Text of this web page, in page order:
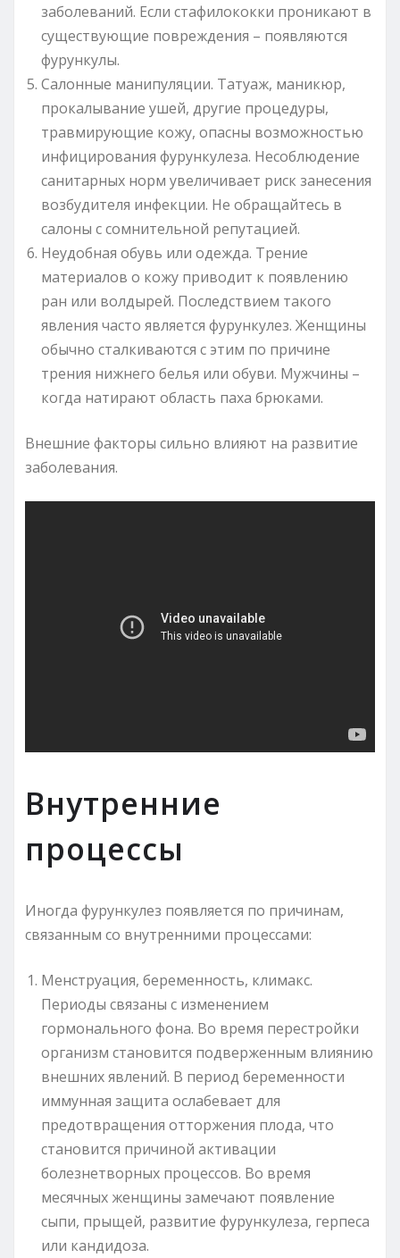
заболеваний. Если стафилококки проникают в
существующие повреждения – появляются
фурункулы.
Салонные манипуляции. Татуаж, маникюр,
прокалывание ушей, другие процедуры,
травмирующие кожу, опасны возможностью
инфицирования фурункулеза. Несоблюдение
санитарных норм увеличивает риск занесения
возбудителя инфекции. Не обращайтесь в
салоны с сомнительной репутацией.
Неудобная обувь или одежда. Трение
материалов о кожу приводит к появлению
ран или волдырей. Последствием такого
явления часто является фурункулез. Женщины
обычно сталкиваются с этим по причине
трения нижнего белья или обуви. Мужчины –
когда натирают область паха брюками.
Внешние факторы сильно влияют на развитие
заболевания.
Внутренние
процессы
Иногда фурункулез появляется по причинам,
связанным со внутренними процессами:
Менструация, беременность, климакс.
Периоды связаны с изменением
гормонального фона. Во время перестройки
организм становится подверженным влиянию
внешних явлений. В период беременности
иммунная защита ослабевает для
предотвращения отторжения плода, что
становится причиной активации
болезнетворных процессов. Во время
месячных женщины замечают появление
сыпи, прыщей, развитие фурункулеза, герпеса
или кандидоза.